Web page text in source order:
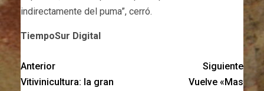
indirectamente del puma”, cerró.
TiempoSur Digital
Anterior
Vitivinicultura: la gran
Siguiente
Vuelve «Mas